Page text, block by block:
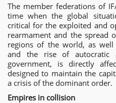
The member federations of
time when the global
critical for the exploited and
rearmament and the spread
regions of the world, as
and the rise of autocratic
government, is directly
designed to maintain the
a crisis of the dominant order.
Empires in collision